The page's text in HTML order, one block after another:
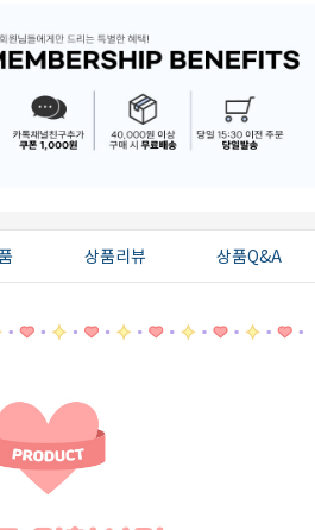
PAYCO 바로구매
상품리뷰 상품Q&A